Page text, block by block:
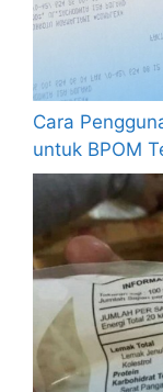
Cara
untuk BPOM